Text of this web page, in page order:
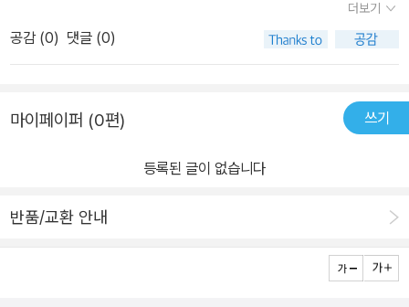
더보기
공감 (0) 댓글 (0)
마이페이퍼 (0편) 쓰기
등록된 글이 없습니다
반품/교환 안내